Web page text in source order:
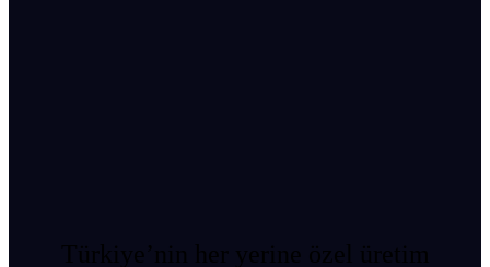
Türkiye’nin her yerine özel üretim